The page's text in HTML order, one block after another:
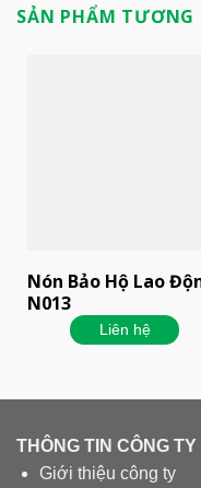
SẢN PHẨM
Nón Bảo Hộ Lao
N013
Liên hệ
THÔNG TIN CÔNG TY
Giới thiệu công ty